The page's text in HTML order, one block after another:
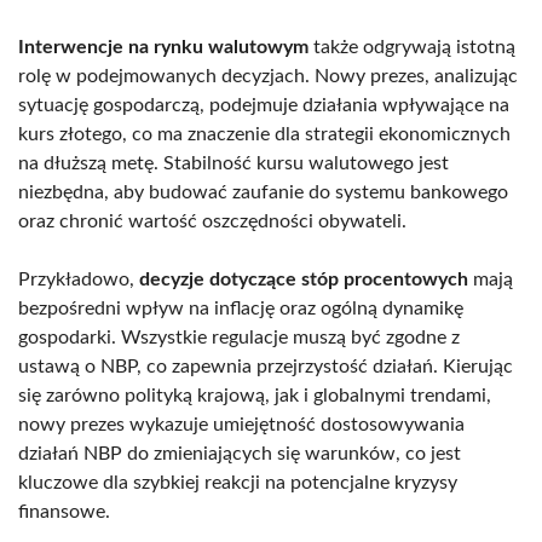
Interwencje na rynku walutowym także odgrywają istotną
rolę w podejmowanych decyzjach. Nowy prezes, analizując
sytuację gospodarczą, podejmuje działania wpływające na
kurs złotego, co ma znaczenie dla strategii ekonomicznych
na dłuższą metę. Stabilność kursu walutowego jest
niezbędna, aby budować zaufanie do systemu bankowego
oraz chronić wartość oszczędności obywateli.
Przykładowo, decyzje dotyczące stóp procentowych mają
bezpośredni wpływ na inflację oraz ogólną dynamikę
gospodarki. Wszystkie regulacje muszą być zgodne z
ustawą o NBP, co zapewnia przejrzystość działań. Kierując
się zarówno polityką krajową, jak i globalnymi trendami,
nowy prezes wykazuje umiejętność dostosowywania
działań NBP do zmieniających się warunków, co jest
kluczowe dla szybkiej reakcji na potencjalne kryzysy
finansowe.